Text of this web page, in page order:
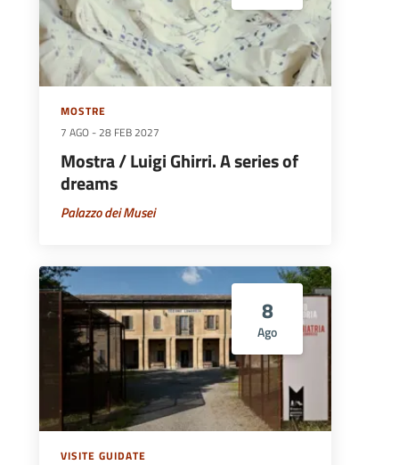
MOSTRE
7 AGO -28 FEB 2027
Mostra / Luigi Ghirri. A series of
dreams
Palazzo dei Musei
8
Ago
VISITE GUIDATE